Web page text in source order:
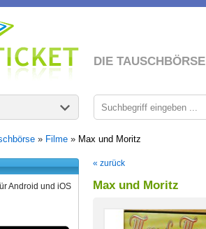
DIE TAUSCHBÖRSE
» Filme » Max und Moritz
Android und iOS
« zurück
Max und Moritz